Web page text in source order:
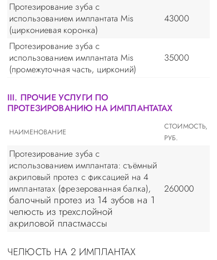
Протезирование зуба с
использованием имплантата Mis
(циркониевая коронка)
43000
Протезирование зуба с
использованием имплантата Mis
(промежуточная часть, цирконий)
35000
III. ПРОЧИЕ УСЛУГИ ПО
ПРОТЕЗИРОВАНИЮ НА ИМПЛАНТАТАХ
НАИМЕНОВАНИЕ
СТОИМОСТЬ,
РУБ.
Протезирование зуба с
использованием имплантата: съёмный
акриловый протез с фиксацией на 4
имплантатах (фрезерованная балка),
балочный протез из 14 зубов на 1
челюсть из трехслойной
акриловой пластмассы
260000
ЧЕЛЮСТЬ НА 2 ИМПЛАНТАХ